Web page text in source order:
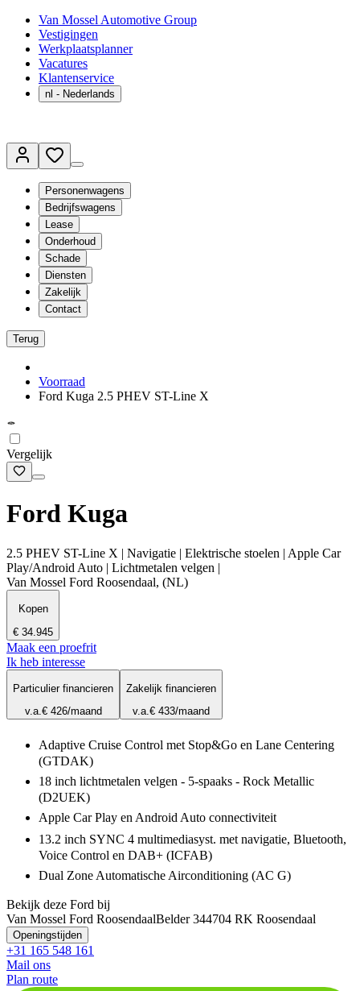
Van Mossel Automotive Group
Vestigingen
Werkplaatsplanner
Vacatures
Klantenservice
nl - Nederlands
Personenwagens
Bedrijfswagens
Lease
Onderhoud
Schade
Diensten
Zakelijk
Contact
Terug
Voorraad
Ford Kuga 2.5 PHEV ST-Line X
Vergelijk
Ford Kuga
2.5 PHEV ST-Line X | Navigatie | Elektrische stoelen | Apple Car
Play/Android Auto | Lichtmetalen velgen |
Van Mossel Ford Roosendaal, (NL)
Kopen
€ 34.945
Maak een proefrit
Ik heb interesse
Particulier financieren
v.a.€ 426/maand
Zakelijk financieren
v.a.€ 433/maand
Adaptive Cruise Control met Stop&Go en Lane Centering
(GTDAK)
18 inch lichtmetalen velgen - 5-spaaks - Rock Metallic
(D2UEK)
Apple Car Play en Android Auto connectiviteit
13.2 inch SYNC 4 multimediasyst. met navigatie, Bluetooth,
Voice Control en DAB+ (ICFAB)
Dual Zone Automatische Airconditioning (AC G)
Bekijk deze Ford bij
Van Mossel Ford RoosendaalBelder 344704 RK Roosendaal
Openingstijden
+31 165 548 161
Mail ons
Plan route